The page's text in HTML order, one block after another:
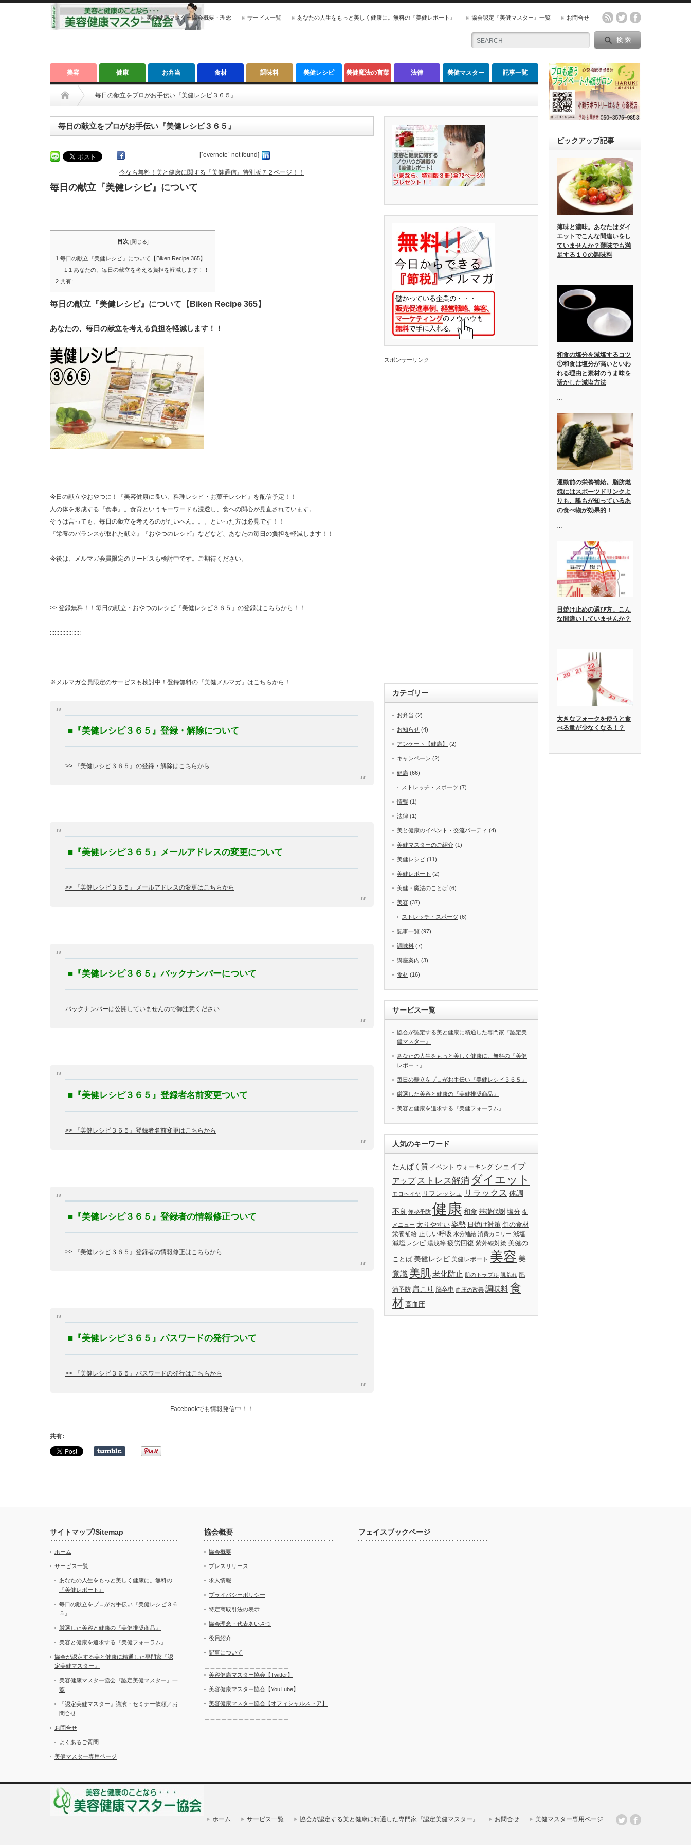
美容健康マスター協会概要・理念 サービス一覧 あなたの人生をもっと美しく健康に。無料の『美健レポート』 協会認定『美健マスター』一覧 お問合せ
美容 健康 お弁当 食材 調味料 美健レシピ 美健魔法の言葉 法律 美健マスター 記事一覧
毎日の献立をプロがお手伝い『美健レシピ３６５』
毎日の献立をプロがお手伝い『美健レシピ３６５』
[`evernote` not found]
今なら無料！美と健康に関する『美健通信』特別版７２ページ！！
毎日の献立『美健レシピ』について
目次 [閉じる]
1 毎日の献立『美健レシピ』について【Biken Recipe 365】
1.1 あなたの、毎日の献立を考える負担を軽減します！！
2 共有:
毎日の献立『美健レシピ』について【Biken Recipe 365】
あなたの、毎日の献立を考える負担を軽減します！！
今日の献立やおやつに！『美容健康に良い、料理レシピ・お菓子レシピ』を配信予定！！
人の体を形成する『食事』。食育というキーワードも浸透し、食への関心が見直されています。
そうは言っても、毎日の献立を考えるのがたいへん。。。といった方は必見です！！
『栄養のバランスが取れた献立』『おやつのレシピ』などなど、あなたの毎日の負担を軽減します！！
今後は、メルマガ会員限定のサービスも検討中です。ご期待ください。
::::::::::::::::::::
>> 登録無料！！毎日の献立・おやつのレシピ『美健レシピ３６５』の登録はこちらから！！
::::::::::::::::::::
※メルマガ会員限定のサービスも検討中！登録無料の『美健メルマガ』はこちらから！
■『美健レシピ３６５』登録・解除について
>> 『美健レシピ３６５』の登録・解除はこちらから
■『美健レシピ３６５』メールアドレスの変更について
>> 『美健レシピ３６５』メールアドレスの変更はこちらから
■『美健レシピ３６５』バックナンバーについて
バックナンバーは公開していませんので御注意ください
■『美健レシピ３６５』登録者名前変更ついて
>> 『美健レシピ３６５』登録者名前変更はこちらから
■『美健レシピ３６５』登録者の情報修正ついて
>> 『美健レシピ３６５』登録者の情報修正はこちらから
■『美健レシピ３６５』パスワードの発行ついて
>> 『美健レシピ３６５』パスワードの発行はこちらから
Facebookでも情報発信中！！
共有:
スポンサーリンク
カテゴリー
お弁当 (2)
お知らせ (4)
アンケート【健康】 (2)
キャンペーン (2)
健康 (66)
ストレッチ・スポーツ (7)
情報 (1)
法律 (1)
美と健康のイベント・交流パーティ (4)
美健マスターのご紹介 (1)
美健レシピ (11)
美健レポート (2)
美健・魔法のことば (6)
美容 (37)
ストレッチ・スポーツ (6)
記事一覧 (97)
調味料 (7)
講座案内 (3)
食材 (16)
サービス一覧
協会が認定する美と健康に精通した専門家『認定美
健マスター』
あなたの人生をもっと美しく健康に。無料の『美健
レポート』
毎日の献立をプロがお手伝い『美健レシピ３６５』
厳選した美容と健康の『美健推奨商品』
美容と健康を追求する『美健フォーラム』
人気のキーワード
たんぱく質 イベント ウォーキング シェイプ
アップ ストレス解消 ダイエット
モロヘイヤ リフレッシュ リラックス 体調
不良 便秘予防 健康 和食 基礎代謝 塩分 夜
メニュー 太りやすい 姿勢 日焼け対策 旬の食材
栄養補給 正しい呼吸 水分補給 消費カロリー 減塩
減塩レシピ 湯浅等 疲労回復 紫外線対策 美健の
ことば 美健レシピ 美健レポート 美容 美
意識 美肌老化防止 肌のトラブル 肌荒れ 肥
満予防 肩こり 脳卒中 血圧の改善 調味料食
材 高血圧
ピックアップ記事
薄味と濃味。あなたはダイ
エットでこんな間違いをし
ていませんか？薄味でも満
足する１０の調味料
…
和食の塩分を減塩するコツ
①和食は塩分が高いといわ
れる理由と素材のうま味を
活かした減塩方法
運動前の栄養補給。脂肪燃
焼にはスポーツドリンクよ
りも、誰もが知っているあ
の食べ物が効果的！
日焼け止めの選び方。こん
な間違いしていませんか？
…
大きなフォークを使うと食
べる量が少なくなる！？
サイトマップ/Sitemap
ホーム
サービス一覧
あなたの人生をもっと美しく健康に。無料の
『美健レポート』
毎日の献立をプロがお手伝い『美健レシピ３６
５』
厳選した美容と健康の『美健推奨商品』
美容と健康を追求する『美健フォーラム』
協会が認定する美と健康に精通した専門家『認
定美健マスター』
美容健康マスター協会『認定美健マスター』一
覧
『認定美健マスター』講演・セミナー依頼／お
問合せ
お問合せ
よくあるご質問
美健マスター専用ページ
協会概要
協会概要
プレスリリース
求人情報
プライバシーポリシー
特定商取引法の表示
協会理念・代表あいさつ
役員紹介
記事について
美容健康マスター協会【Twitter】
美容健康マスター協会【YouTube】
美容健康マスター協会【オフィシャルストア】
フェイスブックページ
ホーム サービス一覧 協会が認定する美と健康に精通した専門家『認定美健マスター』 お問合せ 美健マスター専用ページ